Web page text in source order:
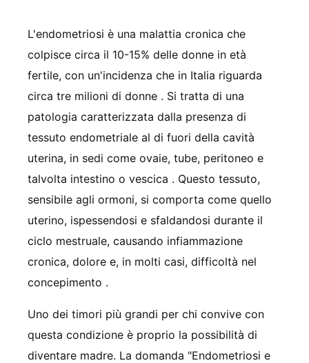
L'endometriosi è una malattia cronica che
colpisce circa il 10-15% delle donne in età
fertile, con un'incidenza che in Italia riguarda
circa tre milioni di donne . Si tratta di una
patologia caratterizzata dalla presenza di
tessuto endometriale al di fuori della cavità
uterina, in sedi come ovaie, tube, peritoneo e
talvolta intestino o vescica . Questo tessuto,
sensibile agli ormoni, si comporta come quello
uterino, ispessendosi e sfaldandosi durante il
ciclo mestruale, causando infiammazione
cronica, dolore e, in molti casi, difficoltà nel
concepimento .
Uno dei timori più grandi per chi convive con
questa condizione è proprio la possibilità di
diventare madre. La domanda "Endometriosi e